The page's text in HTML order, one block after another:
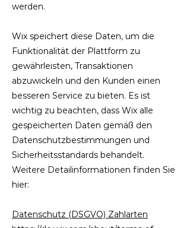
werden.
Wix speichert diese Daten, um die
Funktionalität der Plattform zu
gewährleisten, Transaktionen
abzuwickeln und den Kunden einen
besseren Service zu bieten. Es ist
wichtig zu beachten, dass Wix alle
gespeicherten Daten gemäß den
Datenschutzbestimmungen und
Sicherheitsstandards behandelt.
Weitere Detailinformationen finden Sie
hier:
Datenschutz (DSGVO) Zahlarten